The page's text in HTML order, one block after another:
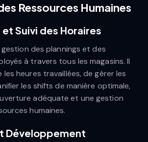
Ressources Humaines
Suivi des Horaires
gestion des plannings et des
à travers tous les magasins. Il
heures travaillées, de gérer les
les shifts de manière optimale,
adéquate et une gestion
humaines.
Développement